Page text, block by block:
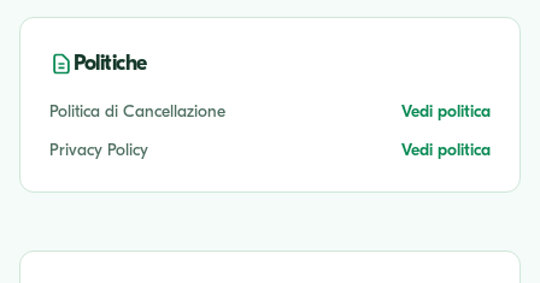
Politiche
Politica di Cancellazione
Vedi politica
Privacy Policy
Vedi politica